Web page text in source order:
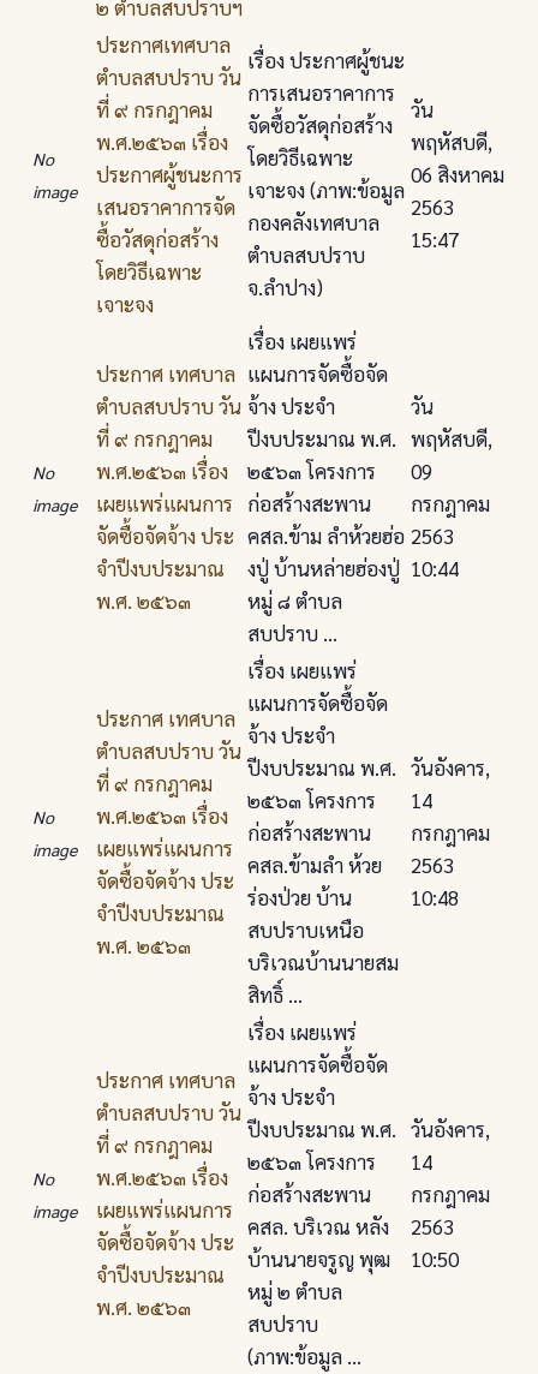
๒ ตําบลสบปราบฯ
No
image
ประกาศเทศบาล
ตําบลสบปราบ วัน
ที่ ๙ กรกฎาคม
พ.ศ.๒๕๖๓ เรื่อง
ประกาศผู้ชนะการ
เสนอราคาการจัด
ซื้อวัสดุก่อสร้าง
โดยวิธีเฉพาะ
เจาะจง
เรื่อง ประกาศผู้ชนะ
การเสนอราคาการ
จัดซื้อวัสดุก่อสร้าง
โดยวิธีเฉพาะ
เจาะจง (ภาพ:ข้อมูล
กองคลังเทศบาล
ตำบลสบปราบ
จ.ลำปาง)
วัน
พฤหัสบดี,
06 สิงหาคม
2563
15:47
No
image
ประกาศ เทศบาล
ตําบลสบปราบ วัน
ที่ ๙ กรกฎาคม
พ.ศ.๒๕๖๓ เรื่อง
เผยแพร่แผนการ
จัดซื้อจัดจ้าง ประ
จําปีงบประมาณ
พ.ศ. ๒๕๖๓
เรื่อง เผยแพร่
แผนการจัดซื้อจัด
จ้าง ประจํา
ปีงบประมาณ พ.ศ.
๒๕๖๓ โครงการ
ก่อสร้างสะพาน
คสล.ข้าม ลําห้วยฮ่อ
งปู่ บ้านหล่ายฮ่องปู่
หมู่ ๘ ตําบล
สบปราบ ...
วัน
พฤหัสบดี,
09
กรกฎาคม
2563
10:44
No
image
ประกาศ เทศบาล
ตําบลสบปราบ วัน
ที่ ๙ กรกฎาคม
พ.ศ.๒๕๖๓ เรื่อง
เผยแพร่แผนการ
จัดซื้อจัดจ้าง ประ
จําปีงบประมาณ
พ.ศ. ๒๕๖๓
เรื่อง เผยแพร่
แผนการจัดซื้อจัด
จ้าง ประจํา
ปีงบประมาณ พ.ศ.
๒๕๖๓ โครงการ
ก่อสร้างสะพาน
คสล.ข้ามลํา ห้วย
ร่องป่วย บ้าน
สบปราบเหนือ
บริเวณบ้านนายสม
สิทธิ์ ...
วันอังคาร,
14
กรกฎาคม
2563
10:48
No
image
ประกาศ เทศบาล
ตําบลสบปราบ วัน
ที่ ๙ กรกฎาคม
พ.ศ.๒๕๖๓ เรื่อง
เผยแพร่แผนการ
จัดซื้อจัดจ้าง ประ
จําปีงบประมาณ
พ.ศ. ๒๕๖๓
เรื่อง เผยแพร่
แผนการจัดซื้อจัด
จ้าง ประจํา
ปีงบประมาณ พ.ศ.
๒๕๖๓ โครงการ
ก่อสร้างสะพาน
คสล. บริเวณ หลัง
บ้านนายจรูญ พุฒ
หมู่ ๒ ตําบล
สบปราบ
(ภาพ:ข้อมูล ...
วันอังคาร,
14
กรกฎาคม
2563
10:50